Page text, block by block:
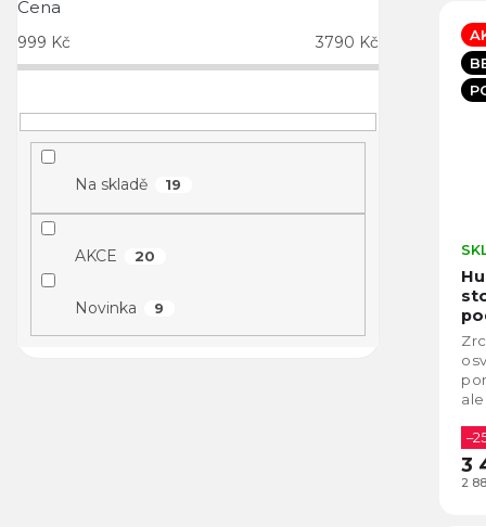
Cena
999 Kč 3790 Kč
Na skladě 19
AKCE 20
Novinka 9
2
3
Je